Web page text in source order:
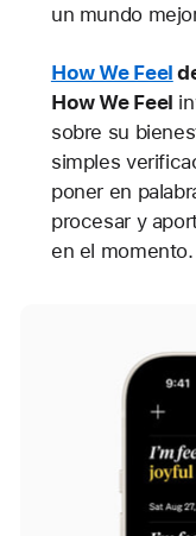
un mundo
How We Feel
How We Feel
sobre su
simples
poner en
procesar y
en el momento.